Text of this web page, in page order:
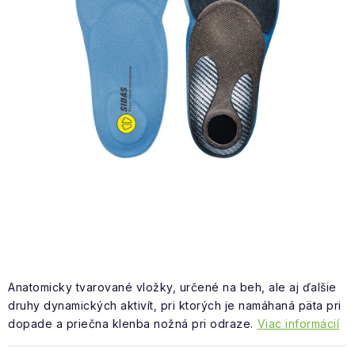
Vrátenie a výmena Doprava a platba
Blog
Moja objednávka
Anatomicky tvarované vložky, určené na beh, ale aj ďalšie
druhy dynamických aktivít, pri ktorých je namáhaná päta pri
dopade a priečna klenba nožná pri odraze. Viac informácií